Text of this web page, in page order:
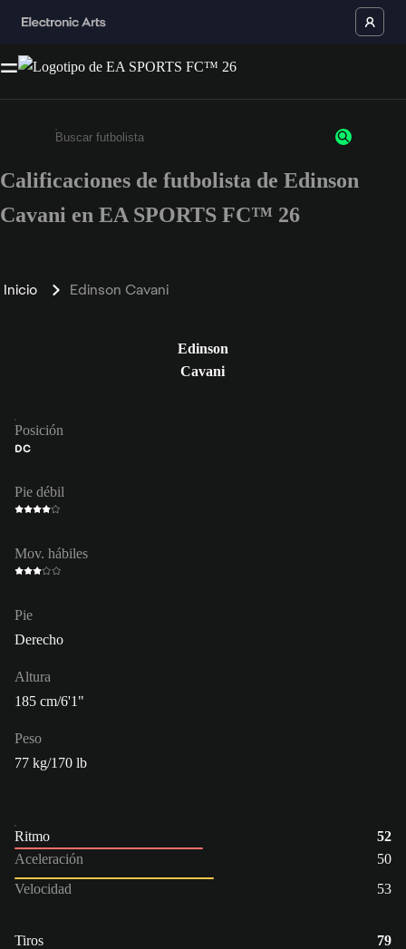
Ingresa un mínimo de 3 caracteres o números
Calificaciones de futbolista de Edinson
Cavani en EA SPORTS FC™ 26
Inicio Edinson Cavani
Edinson
Cavani
Posición
DC
Pie débil
Mov. hábiles
Pie
Derecho
Altura
185 cm/6'1"
Peso
77 kg/170 lb
Ritmo
52
Aceleración
50
Velocidad
53
Tiros
79